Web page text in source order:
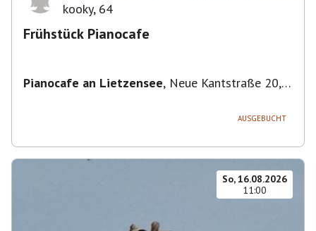
kooky, 64
Frühstück Pianocafe
Pianocafe an Lietzensee, Neue Kantstraße 20,
AUSGEBUCHT
So, 16.08.2026
11:00